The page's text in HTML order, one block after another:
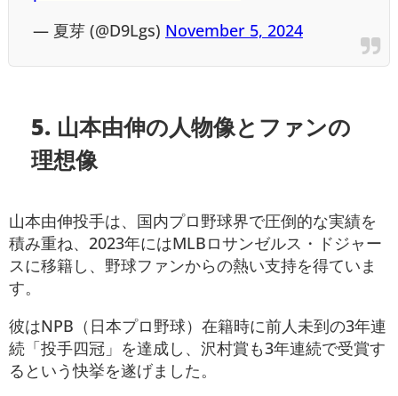
— 夏芽 (@D9Lgs) November 5, 2024
5. 山本由伸の人物像とファンの
理想像
山本由伸投手は、国内プロ野球界で圧倒的な実績を
積み重ね、2023年にはMLBロサンゼルス・ドジャー
スに移籍し、野球ファンからの熱い支持を得ていま
す。
彼はNPB（日本プロ野球）在籍時に前人未到の3年連
続「投手四冠」を達成し、沢村賞も3年連続で受賞す
るという快挙を遂げました。